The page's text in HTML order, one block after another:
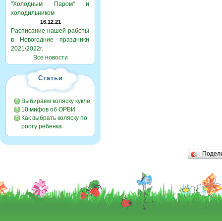
"Холодным Паром" и
холодильником
16.12.21
Расписание нашей работы
в Новогодние праздники
2021/2022г.
Все новости
Статьи
Выбираем коляску кукле
10 мифов об ОРВИ
Как выбрать коляску по
росту ребенка